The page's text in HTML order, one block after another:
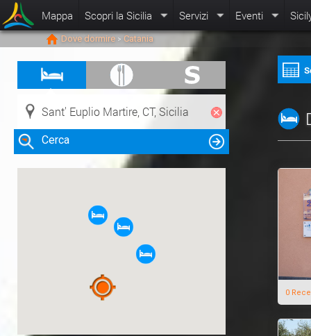
Mappa Scopri la Sicilia Servizi Eventi
Dove dormire > Catania
Cerca
Clicca su una risorsa nella mappa
per visualizzare le informazioni
0